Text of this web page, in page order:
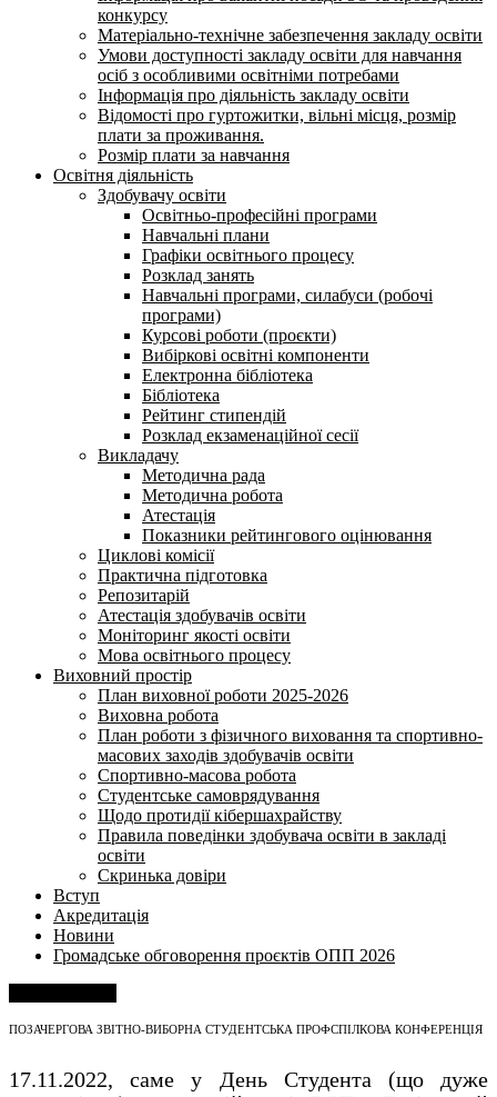
конкурсу
Матеріально-технічне забезпечення закладу освіти
Умови доступності закладу освіти для навчання
осіб з особливими освітніми потребами
Інформація про діяльність закладу освіти
Відомості про гуртожитки, вільні місця, розмір
плати за проживання.
Розмір плати за навчання
Освітня діяльність
Здобувачу освіти
Освітньо-професійні програми
Навчальні плани
Графіки освітнього процесу
Розклад занять
Навчальні програми, силабуси (робочі
програми)
Курсові роботи (проєкти)
Вибіркові освітні компоненти
Електронна бібліотека
Бібліотека
Рейтинг стипендій
Розклад екзаменаційної сесії
Викладачу
Методична рада
Методична робота
Атестація
Показники рейтингового оцінювання
Циклові комісії
Практична підготовка
Репозитарій
Атестація здобувачів освіти
Моніторинг якості освіти
Мова освітнього процесу
Виховний простір
План виховної роботи 2025-2026
Виховна робота
План роботи з фізичного виховання та спортивно-
масових заходів здобувачів освіти
Спортивно-масова робота
Студентське самоврядування
Щодо протидії кібершахрайству
Правила поведінки здобувача освіти в закладі
освіти
Скринька довіри
Вступ
Акредитація
Новини
Громадське обговорення проєктів ОПП 2026
ПОЗАЧЕРГОВА ЗВІТНО-ВИБОРНА СТУДЕНТСЬКА ПРОФСПІЛКОВА КОНФЕРЕНЦІЯ
17.11.2022, саме у День Студента (що дуже